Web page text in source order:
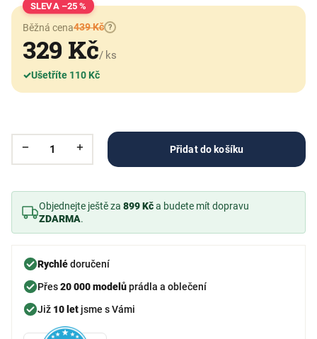
–25 %
Běžná cena439 Kč ?
329 Kč/ ks
✓Ušetříte 110 Kč
Přidat do košíku
Objednejte ještě za 899 Kča budete mít dopravu
ZDARMA.
Rychlédoručení
Přes20 000 modelůprádla a oblečení
Již 10 let jsme s Vámi